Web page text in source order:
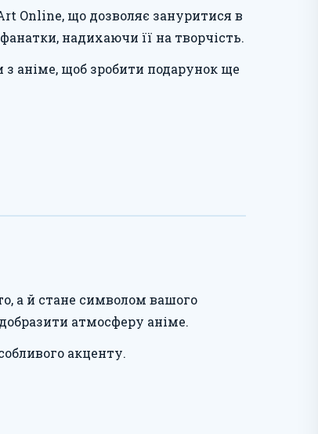
Online, що дозволяє зануритися в
надихаючи її на творчість.
аніме, щоб зробити подарунок ще
а й стане символом вашого
атмосферу аніме.
акценту.